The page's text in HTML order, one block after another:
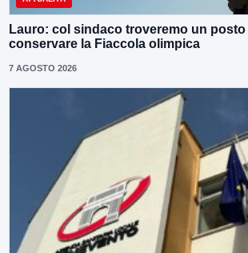
Lauro: col sindaco troveremo un
conservare la Fiaccola olimpica
7 AGOSTO 2026